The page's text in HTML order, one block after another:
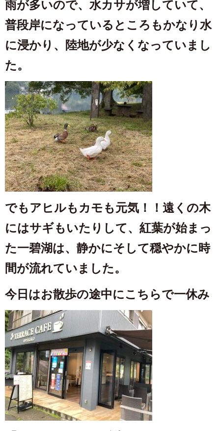
雨が多いので、水カサが増していて、
普段岸になっているところもかなり水
に浸かり、陸地が少なくなっていまし
た。
でもアヒルもカモも元気！！遠くの木
にはサギもいたりして、紅葉が始まっ
た一碧湖は、静かにそして穏やかに時
間が流れていました。
今日はお散歩の途中にこちらで一休み